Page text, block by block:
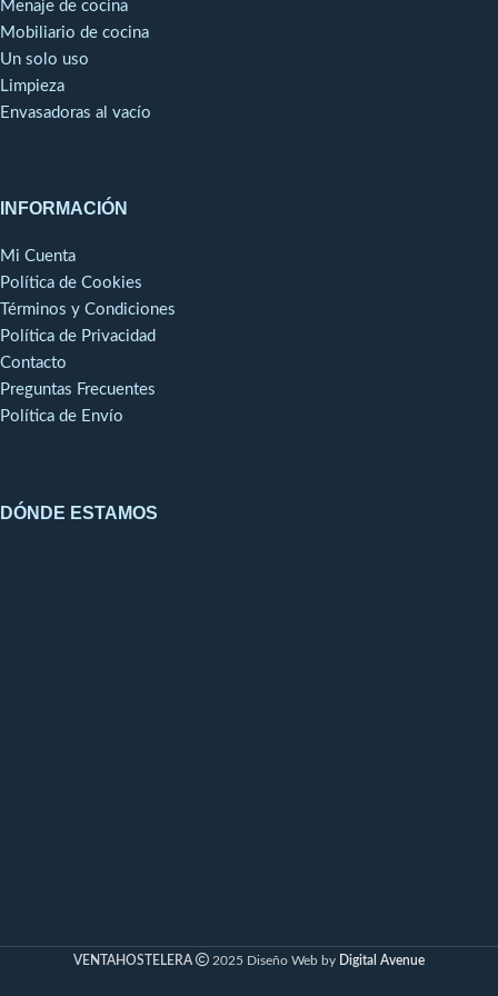
Menaje de cocina
Mobiliario de cocina
Un solo uso
Limpieza
Envasadoras al vacío
INFORMACIÓN
Mi Cuenta
Política de Cookies
Términos y Condiciones
Política de Privacidad
Contacto
Preguntas Frecuentes
Política de Envío
DÓNDE ESTAMOS
VENTAHOSTELERA 2025 Diseño Web by Digital Avenue